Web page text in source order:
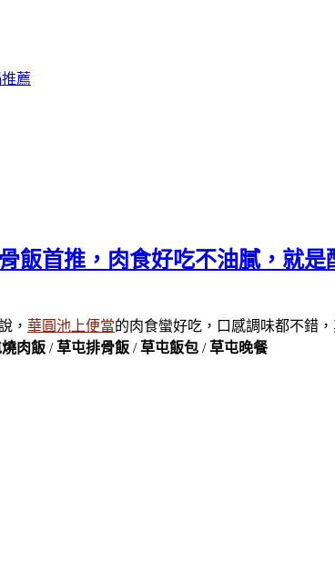
薦
飯首推，肉食好吃不油膩，就是
， 華圓池上便當的肉食蠻好吃，口感調味都不錯
肉飯 /草屯排骨飯 /草屯飯包 /草屯晚餐